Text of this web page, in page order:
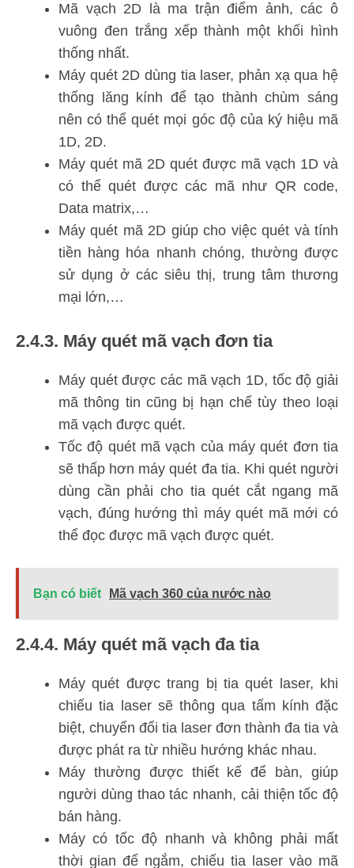
Mã vạch 2D là ma trận điểm ảnh, các ô
vuông đen trắng xếp thành một khối hình
thống nhất.
Máy quét 2D dùng tia laser, phản xạ qua hệ
thống lăng kính để tạo thành chùm sáng
nên có thể quét mọi góc độ của ký hiệu mã
1D, 2D.
Máy quét mã 2D quét được mã vạch 1D và
có thể quét được các mã như QR code,
Data matrix,…
Máy quét mã 2D giúp cho việc quét và tính
tiền hàng hóa nhanh chóng, thường được
sử dụng ở các siêu thị, trung tâm thương
mại lớn,…
2.4.3. Máy quét mã vạch đơn tia
Máy quét được các mã vạch 1D, tốc độ giải
mã thông tin cũng bị hạn chế tùy theo loại
mã vạch được quét.
Tốc độ quét mã vạch của máy quét đơn tia
sẽ thấp hơn máy quét đa tia. Khi quét người
dùng cần phải cho tia quét cắt ngang mã
vạch, đúng hướng thì máy quét mã mới có
thể đọc được mã vạch được quét.
Bạn có biết Mã vạch 360 của nước nào
2.4.4. Máy quét mã vạch đa tia
Máy quét được trang bị tia quét laser, khi
chiếu tia laser sẽ thông qua tấm kính đặc
biệt, chuyển đổi tia laser đơn thành đa tia và
được phát ra từ nhiều hướng khác nhau.
Máy thường được thiết kế để bàn, giúp
người dùng thao tác nhanh, cải thiện tốc độ
bán hàng.
Máy có tốc độ nhanh và không phải mất
thời gian để ngắm, chiếu tia laser vào mã